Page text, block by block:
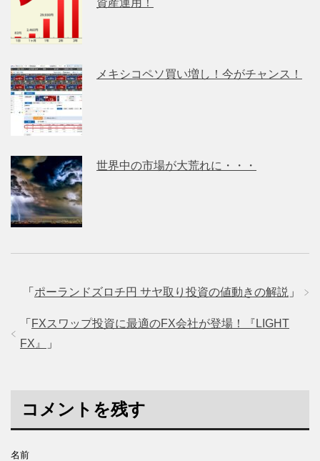
メキシコペソ買い増し！今がチャンス！
世界中の市場が大荒れに・・・
「 ポーランドズロチ円 サヤ取り投資の値動きの解説 」
「 FXスワップ投資に最適のFX会社が登場！『LIGHT
FX』
」
コメントを残す
名前